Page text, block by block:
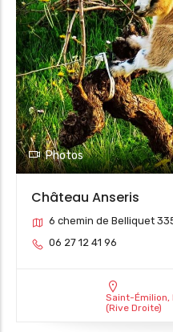
Photos
Château Anseris
6 chemin de Belliquet
06 27 12 41 96
Saint-Émilion,
(Rive Droite)